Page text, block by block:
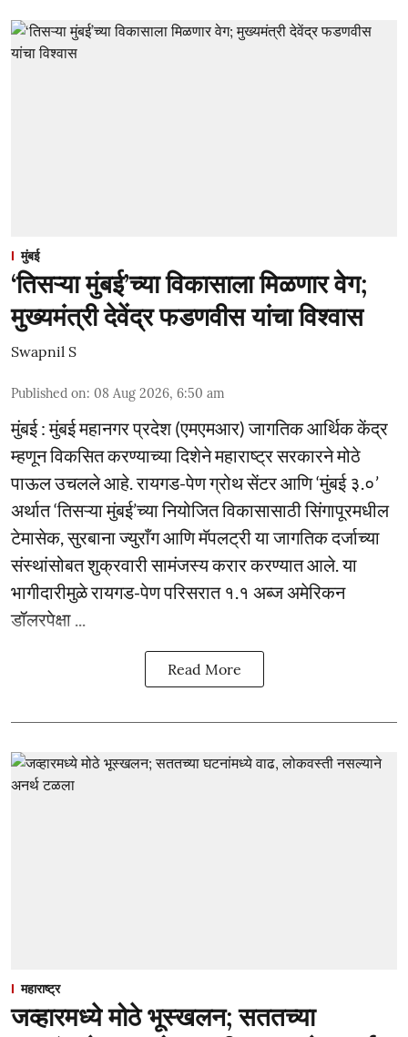
मुंबई
‘तिसऱ्या मुंबई’च्या विकासाला मिळणार वेग;
मुख्यमंत्री देवेंद्र फडणवीस यांचा विश्वास
Swapnil S
Published on: 08 Aug 2026, 6:50 am
मुंबई : मुंबई महानगर प्रदेश (एमएमआर) जागतिक आर्थिक केंद्र
म्हणून विकसित करण्याच्या दिशेने महाराष्ट्र सरकारने मोठे
पाऊल उचलले आहे. रायगड-पेण ग्रोथ सेंटर आणि ‘मुंबई ३.०’
अर्थात ‘तिसऱ्या मुंबई’च्या नियोजित विकासासाठी सिंगापूरमधील
टेमासेक, सुरबाना ज्युराँग आणि मॅपलट्री या जागतिक दर्जाच्या
संस्थांसोबत शुक्रवारी सामंजस्य करार करण्यात आले. या
भागीदारीमुळे रायगड-पेण परिसरात १.१ अब्ज अमेरिकन
डॉलरपेक्षा ...
Read More
महाराष्ट्र
जव्हारमध्ये मोठे भूस्खलन; सततच्या